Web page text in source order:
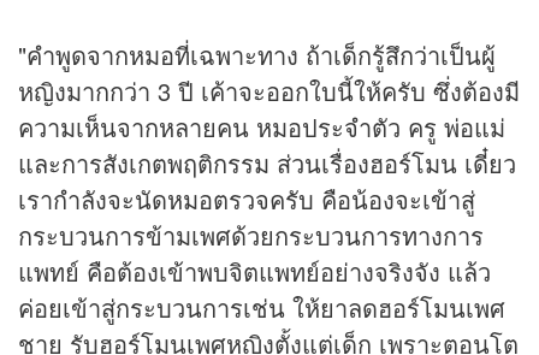
"คำพูดจากหมอที่เฉพาะทาง ถ้าเด็กรู้สึกว่าเป็นผู้
หญิงมากกว่า 3 ปี เค้าจะออกใบนี้ให้ครับ ซึ่งต้องมี
ความเห็นจากหลายคน หมอประจำตัว ครู พ่อแม่
และการสังเกตพฤติกรรม ส่วนเรื่องฮอร์โมน เดี๋ยว
เรากำลังจะนัดหมอตรวจครับ คือน้องจะเข้าสู่
กระบวนการข้ามเพศด้วยกระบวนการทางการ
แพทย์ คือต้องเข้าพบจิตแพทย์อย่างจริงจัง แล้ว
ค่อยเข้าสู่กระบวนการเช่น ให้ยาลดฮอร์โมนเพศ
ชาย รับฮอร์โมนเพศหญิงตั้งแต่เด็ก เพราะตอนโต